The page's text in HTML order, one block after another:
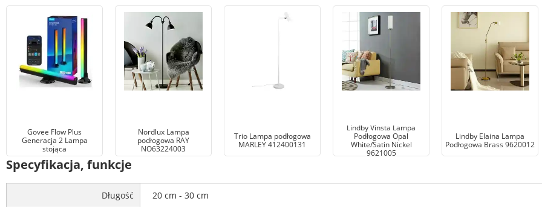
Govee Flow Plus
Generacja 2 Lampa
stojąca
Nordlux Lampa
podłogowa RAY
NO63224003
Trio Lampa podłogowa
MARLEY 412400131
Lindby Vinsta Lampa
Podłogowa Opal
White/Satin Nickel
9621005
Lindby Elaina Lampa
Podłogowa Brass 9620012
Specyfikacja, funkcje
Długość 20 cm - 30 cm